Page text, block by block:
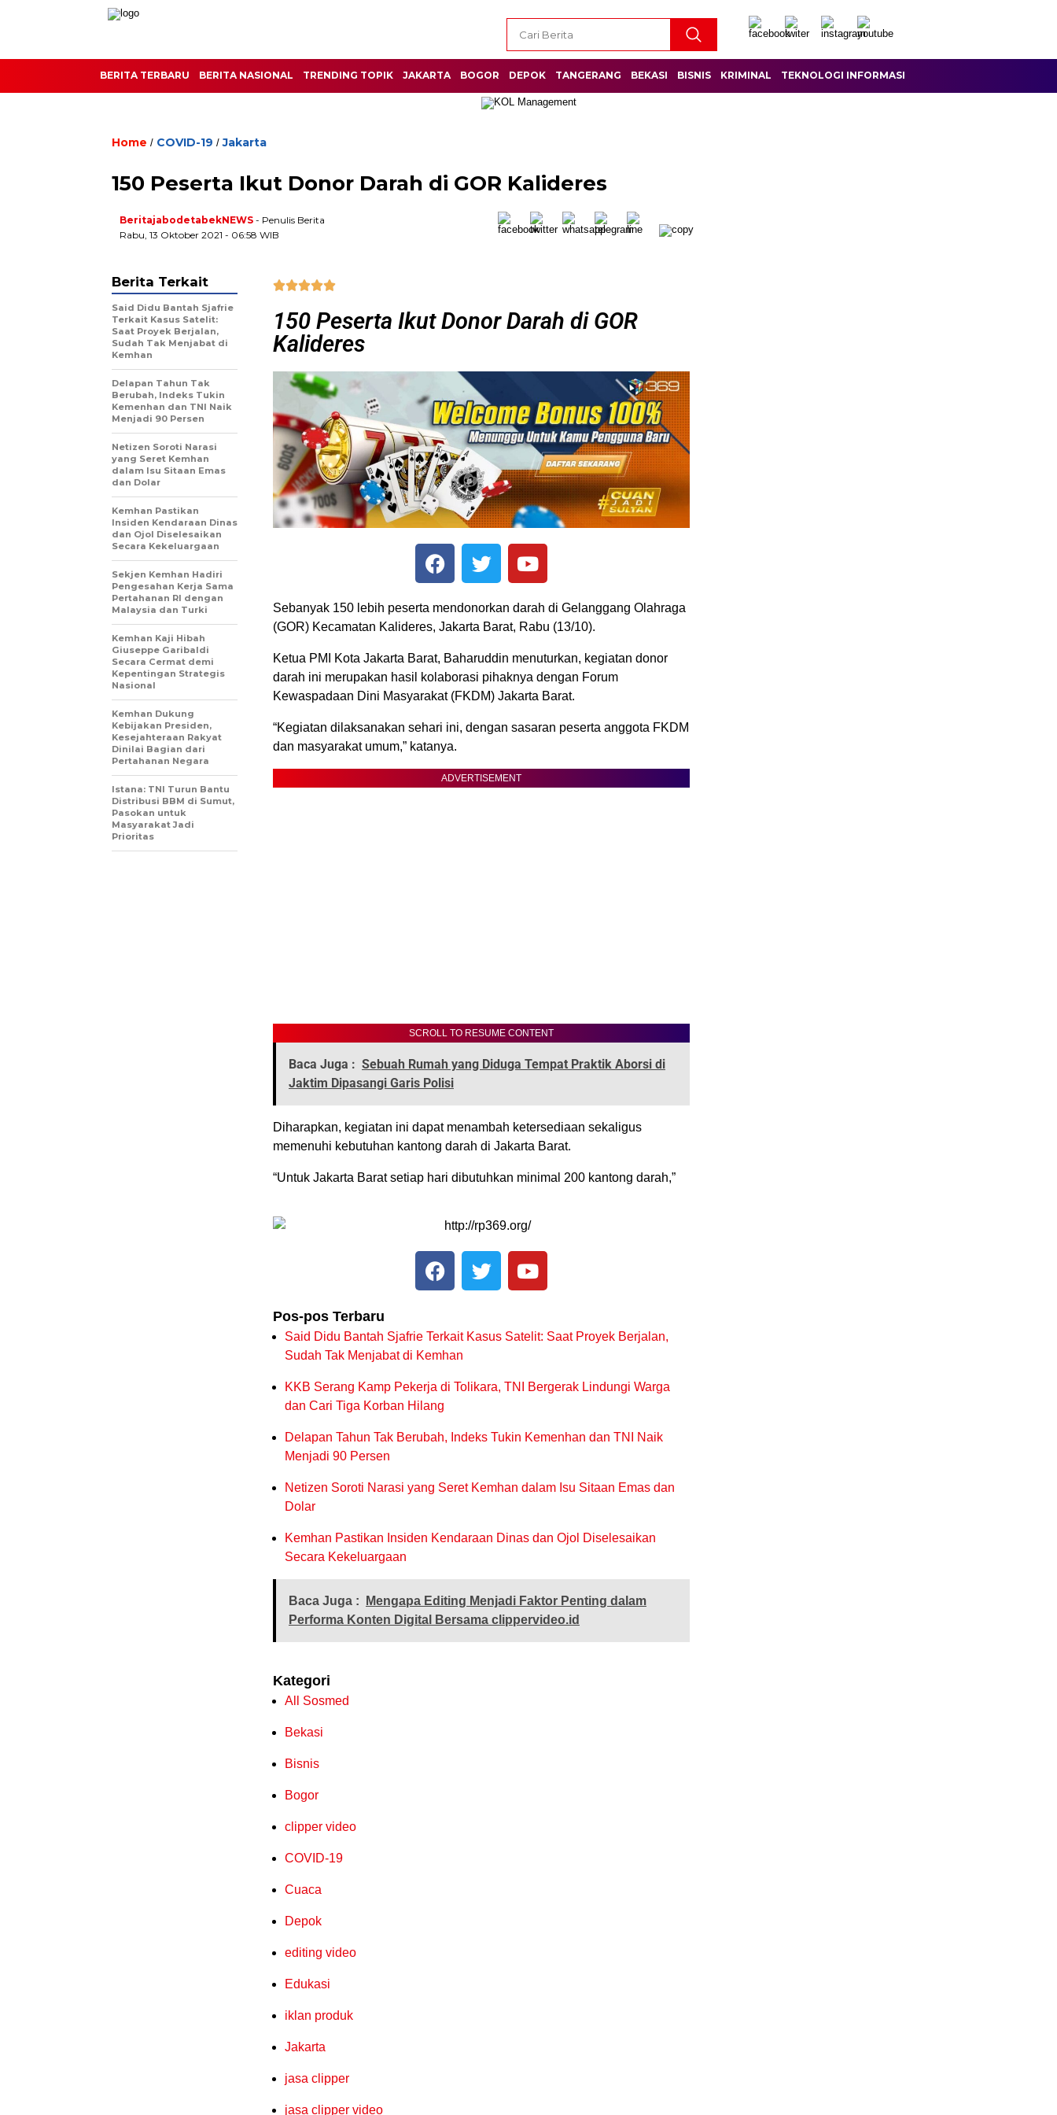
BERITA TERBARU BERITA NASIONAL TRENDING TOPIK JAKARTA BOGOR DEPOK TANGERANG BEKASI BISNIS KRIMINAL TEKNOLOGI INFORMASI
Home / COVID-19 /Jakarta
150 Peserta Ikut Donor Darah di GOR Kalideres
BeritajabodetabekNEWS - Penulis Berita
Rabu, 13 Oktober 2021 - 06:58 WIB

150 Peserta Ikut Donor Darah di GOR
Kalideres
Sebanyak 150 lebih peserta mendonorkan darah di Gelanggang Olahraga
(GOR) Kecamatan Kalideres, Jakarta Barat, Rabu (13/10).
Ketua PMI Kota Jakarta Barat, Baharuddin menuturkan, kegiatan donor
darah ini merupakan hasil kolaborasi pihaknya dengan Forum
Kewaspadaan Dini Masyarakat (FKDM) Jakarta Barat.
“Kegiatan dilaksanakan sehari ini, dengan sasaran peserta anggota FKDM
dan masyarakat umum,” katanya.
ADVERTISEMENT
SCROLL TO RESUME CONTENT
Baca Juga : Sebuah Rumah yang Diduga Tempat Praktik Aborsi di
Jaktim Dipasangi Garis Polisi
Diharapkan, kegiatan ini dapat menambah ketersediaan sekaligus
memenuhi kebutuhan kantong darah di Jakarta Barat.
“Untuk Jakarta Barat setiap hari dibutuhkan minimal 200 kantong darah,”
Pos-pos Terbaru
Said Didu Bantah Sjafrie Terkait Kasus Satelit: Saat Proyek Berjalan,
Sudah Tak Menjabat di Kemhan
KKB Serang Kamp Pekerja di Tolikara, TNI Bergerak Lindungi Warga
dan Cari Tiga Korban Hilang
Delapan Tahun Tak Berubah, Indeks Tukin Kemenhan dan TNI Naik
Menjadi 90 Persen
Netizen Soroti Narasi yang Seret Kemhan dalam Isu Sitaan Emas dan
Dolar
Kemhan Pastikan Insiden Kendaraan Dinas dan Ojol Diselesaikan
Secara Kekeluargaan
Baca Juga :
Mengapa Editing Menjadi Faktor Penting dalam
Performa Konten Digital Bersama clippervideo.id
Kategori
All Sosmed
Bekasi
Bisnis
Bogor
clipper video
COVID-19
Cuaca
Depok
editing video
Edukasi
iklan produk
Jakarta
jasa clipper
jasa clipper video
Berita Terkait
Said Didu Bantah Sjafrie
Terkait Kasus Satelit:
Saat Proyek Berjalan,
Sudah Tak Menjabat di
Kemhan
Delapan Tahun Tak
Berubah, Indeks Tukin
Kemenhan dan TNI Naik
Menjadi 90 Persen
Netizen Soroti Narasi
yang Seret Kemhan
dalam Isu Sitaan Emas
dan Dolar
Kemhan Pastikan
Insiden Kendaraan Dinas
dan Ojol Diselesaikan
Secara Kekeluargaan
Sekjen Kemhan Hadiri
Pengesahan Kerja Sama
Pertahanan RI dengan
Malaysia dan Turki
Kemhan Kaji Hibah
Giuseppe Garibaldi
Secara Cermat demi
Kepentingan Strategis
Nasional
Kemhan Dukung
Kebijakan Presiden,
Kesejahteraan Rakyat
Dinilai Bagian dari
Pertahanan Negara
Istana: TNI Turun Bantu
Distribusi BBM di Sumut,
Pasokan untuk
Masyarakat Jadi
Prioritas